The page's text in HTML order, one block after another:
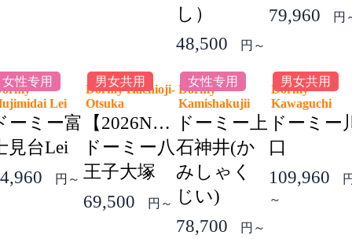
し）
48,500
円～
79,960
円
女性专用
Lei
ーミー富
見台Lei
円～
男女共用
Dormy Hachioji-
Otsuka
【2026NEW】
ドーミー八
王子大塚
69,500
円～
女性专用
Dormy
Kamishakujii
ドーミー上
石神井(か
みしゃく
じい)
78,700
円～
男女共用
Dormy
Kawaguchi
ドーミー
口
109,960
～